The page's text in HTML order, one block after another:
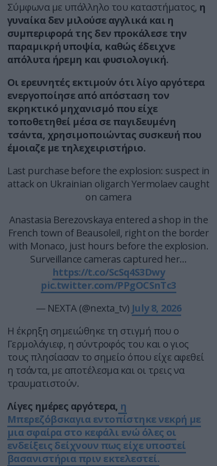
Σύμφωνα με υπάλληλο του καταστήματος, η
γυναίκα δεν μιλούσε αγγλικά και η
συμπεριφορά της δεν προκάλεσε την
παραμικρή υποψία, καθώς έδειχνε
απόλυτα ήρεμη και φυσιολογική.
Οι ερευνητές εκτιμούν ότι λίγο αργότερα
ενεργοποίησε από απόσταση τον
εκρηκτικό μηχανισμό που είχε
τοποθετηθεί μέσα σε παγιδευμένη
τσάντα, χρησιμοποιώντας συσκευή που
έμοιαζε με τηλεχειριστήριο.
Last purchase before the explosion: suspect in
attack on Ukrainian oligarch Yermolaev caught
on camera
Anastasia Berezovskaya entered a shop in the
French town of Beausoleil, right on the border
with Monaco, just hours before the explosion.
Surveillance cameras captured her…
https://t.co/ScSq4S3Dwy
pic.twitter.com/PPgOCSnTc3
— NEXTA (@nexta_tv) July 8, 2026
Η έκρηξη σημειώθηκε τη στιγμή που ο
Γερμολάγιεφ, η σύντροφός του και ο γιος
τους πλησίασαν το σημείο όπου είχε αφεθεί
η τσάντα, με αποτέλεσμα και οι τρεις να
τραυματιστούν.
Λίγες ημέρες αργότερα, η
Μπερεζόβσκαγια εντοπίστηκε νεκρή με
μια σφαίρα στο κεφάλι ενώ όλες οι
ενδείξεις δείχνουν πως είχε υποστεί
βασανιστήρια πριν εκτελεστεί.